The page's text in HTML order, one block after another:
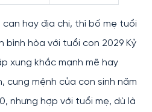
hay địa chi, thì bố mẹ tuổi
bình hòa với tuổi con 2029 Kỷ
xung khắc mạnh mẽ hay
cung mệnh của con sinh năm
nhưng hợp với tuổi mẹ, dù là